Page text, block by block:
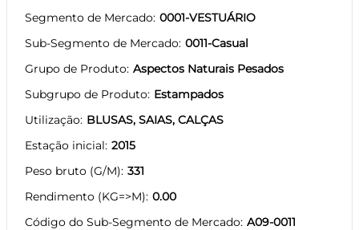
Segmento de Mercado 0001-VESTUÁRIO
Sub-Segmento de Mercado 0011-Casual
Grupo de Produto Aspectos Naturais Pesados
Subgrupo de Produto Estampados
Utilização BLUSAS, SAIAS, CALÇAS
Estação inicial 2015
Peso bruto (G/M) 331
Rendimento (KG=>M) 0.00
Código do Sub-Segmento de Mercado A09-0011